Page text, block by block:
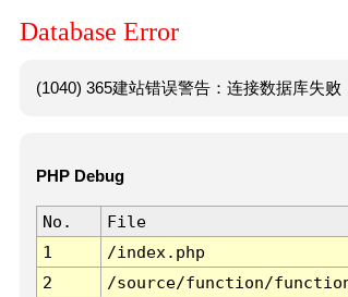
Database Error
(1040) 365建站错误警告：连接数据库失
PHP Debug
No. File
1
/index.php
2
/source/function/